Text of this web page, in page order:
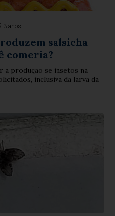
3 anos
salsicha
comeria?
a produção se insetos na
inclusiva da larva da